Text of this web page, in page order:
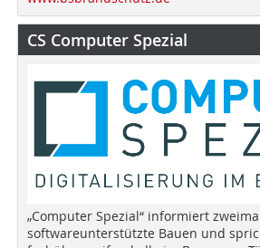
CS Computer Spezial
„Computer Spezial“ informiert
softwareunterstützte Bauen und